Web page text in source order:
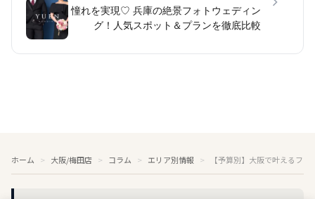
憧れを実現♡ 兵庫の絶景フォトウェディン
グ！人気スポット＆プランを徹底比較
ホーム 大阪/梅田店 コラム エリア別情報 【予算別】大阪で叶えるフ